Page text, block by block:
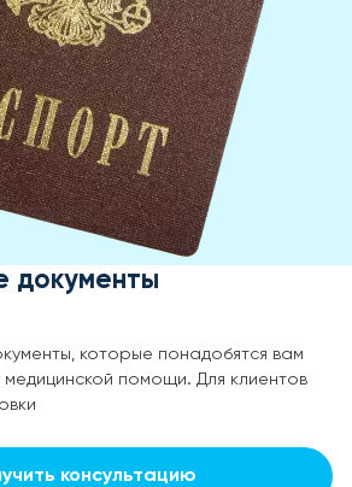
документы
которые понадобятся вам
медицинской помощи. Для клиентов
консультацию